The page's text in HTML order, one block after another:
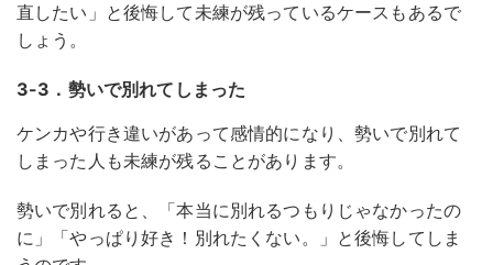
直したい」と後悔して未練が残っているケースもあるで
しょう。
3-3．勢いで別れてしまった
ケンカや行き違いがあって感情的になり、勢いで別れて
しまった人も未練が残ることがあります。
勢いで別れると、「本当に別れるつもりじゃなかったの
に」「やっぱり好き！別れたくない。」と後悔してしま